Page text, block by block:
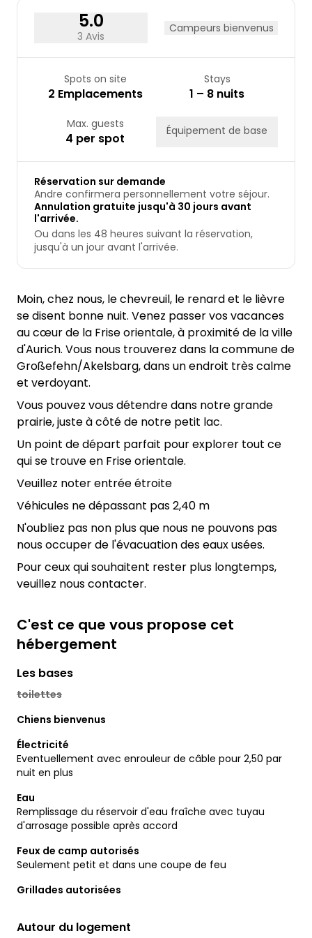
5.0
3 Avis
Campeurs bienvenus
Spots on site
2 Emplacements
Stays
1 – 8 nuits
Max. guests
4 per spot Équipement de base
Réservation sur demande
Andre confirmera personnellement votre séjour.
Annulation gratuite jusqu'à 30 jours avant
l'arrivée.
Ou dans les 48 heures suivant la réservation,
jusqu'à un jour avant l'arrivée.
Moin, chez nous, le chevreuil, le renard et le lièvre
se disent bonne nuit. Venez passer vos vacances
au cœur de la Frise orientale, à proximité de la ville
d'Aurich. Vous nous trouverez dans la commune de
Großefehn/Akelsbarg, dans un endroit très calme
et verdoyant.
Vous pouvez vous détendre dans notre grande
prairie, juste à côté de notre petit lac.
Un point de départ parfait pour explorer tout ce
qui se trouve en Frise orientale.
Veuillez noter entrée étroite
Véhicules ne dépassant pas 2,40 m
N'oubliez pas non plus que nous ne pouvons pas
nous occuper de l'évacuation des eaux usées.
Pour ceux qui souhaitent rester plus longtemps,
veuillez nous contacter.
C'est ce que vous propose cet
hébergement
Les bases
toilettes
Chiens bienvenus
Électricité
Eventuellement avec enrouleur de câble pour 2,50 par
nuit en plus
Eau
Remplissage du réservoir d'eau fraîche avec tuyau
d'arrosage possible après accord
Feux de camp autorisés
Seulement petit et dans une coupe de feu
Grillades autorisées
Autour du logement